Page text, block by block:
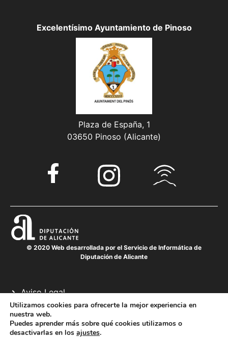
Excelentísimo Ayuntamiento de Pinoso
Plaza de España, 1
03650 Pinoso (Alicante)
© 2020 Web desarrollada por el Servicio de Informática de
Diputación de Alicante
Aviso Legal
Política de cookies
Política de privacidad
Utilizamos cookies para ofrecerte la mejor experiencia en
nuestra web.
Puedes aprender más sobre qué cookies utilizamos o
desactivarlas en los ajustes.